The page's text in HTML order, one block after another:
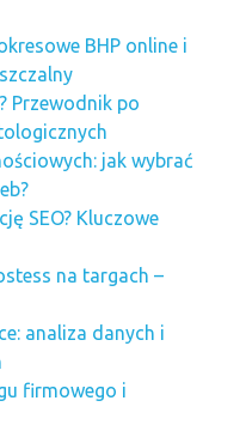
BHP online i
Przewodnik po
jak wybrać
SEO? Kluczowe
na targach –
analiza danych i
firmowego i